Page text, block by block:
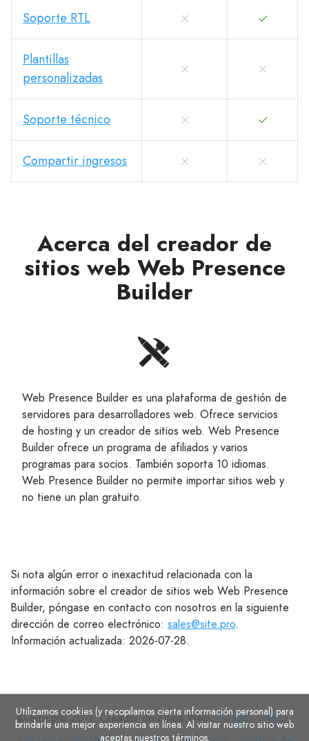
Soporte RTL
Plantillas
personalizadas
Soporte técnico
Compartir ingresos
Acerca del creador de
sitios web Web Presence
Builder
Web Presence Builder es una plataforma de gestión de
servidores para desarrolladores web. Ofrece servicios
de hosting y un creador de sitios web. Web Presence
Builder ofrece un programa de afiliados y varios
programas para socios. También soporta 10 idiomas.
Web Presence Builder no permite importar sitios web y
no tiene un plan gratuito.
Si nota algún error o inexactitud relacionada con la
información sobre el creador de sitios web Web Presence
Builder, póngase en contacto con nosotros en la siguiente
dirección de correo electrónico: sales@site.pro.
Información actualizada: 2026-07-28.
© Site.pro 2011. Creador de Sitios Web.Estados Unidos.
Utilizamos cookies (y recopilamos cierta información personal) para
brindarle una mejor experiencia en línea. Al visitar nuestro sitio web
aceptas nuestros términos.